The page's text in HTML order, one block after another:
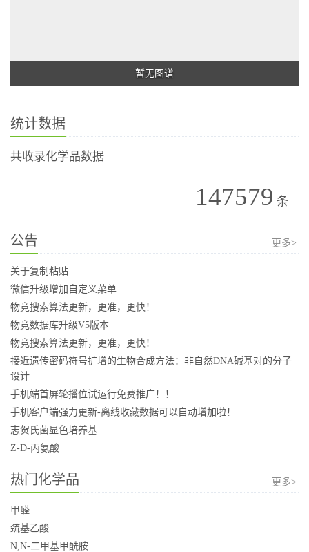
暂无图谱
统计数据
共收录化学品数据
147579 条
公告 更多>
关于复制粘贴
微信升级增加自定义菜单
物竞搜索算法更新，更准，更快！
物竞数据库升级V5版本
物竞搜索算法更新，更准，更快！
接近遗传密码符号扩增的生物合成方法：非自然DNA碱基对的分子
设计
手机端首屏轮播位试运行免费推广！！
手机客户端强力更新-离线收藏数据可以自动增加啦！
志贺氏菌显色培养基
Z-D-丙氨酸
热门化学品 更多>
甲醛
巯基乙酸
N,N-二甲基甲酰胺